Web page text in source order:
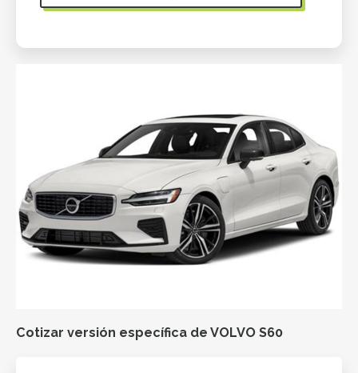
Cotizar versión específica de VOLVO S60